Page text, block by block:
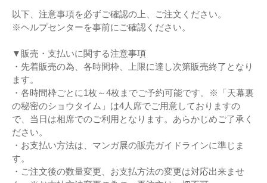
以下、注意事項を必ずご確認の上、ご注文ください。
※ヘルプセンターを事前にご確認ください。
▼販売・支払いに関する注意事項
・先着販売の為、各時間枠、上限に達し次第販売終了となり
ます。
・各時間枠ごとに1枚～4枚までご予約可能です。※「天幕裏
の秘密のショウタイム」は4人席でご用意しておりますの
で、当日は相席でのご利用となります。あらかじめご了承く
ださい。
・お支払い方法は、マンガ展の販売ガイドラインに準じま
す。
・ご注文後の数量変更、お支払方法の変更は対応出来ませ